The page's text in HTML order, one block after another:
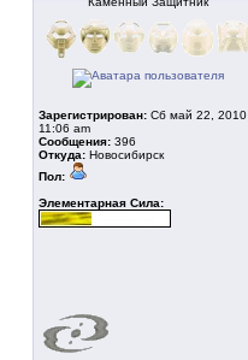
Зарегистрирован: Сб май 22, 2010
11:06 am
Сообщения: 396
Откуда: Новосибирск
Пол:
Элементарная Сила: